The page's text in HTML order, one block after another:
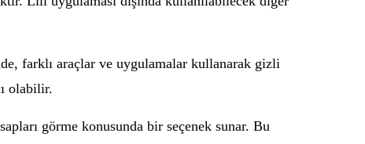
farklı araçlar ve uygulamalar kullanarak gizli
olabilir.
görme konusunda bir seçenek sunar. Bu